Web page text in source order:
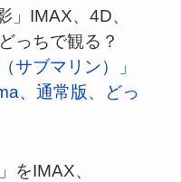
品
を
レ
ビ
サブマリン）」
、通常版、どっ
をIMAX、